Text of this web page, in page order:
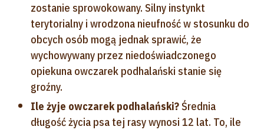
zostanie sprowokowany. Silny instynkt
terytorialny i wrodzona nieufność w stosunku do
obcych osób mogą jednak sprawić, że
wychowywany przez niedoświadczonego
opiekuna owczarek podhalański stanie się
groźny.
Ile żyje owczarek podhalański?Średnia
długość życia psa tej rasy wynosi 12 lat. To, ile